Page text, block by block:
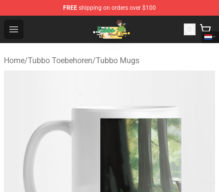
FREE shipping on orders over $100
Open menu
Tubbo Store - Official Tubbo Merchandise Shop
Home/Tubbo Toebehoren/Tubbo Mugs